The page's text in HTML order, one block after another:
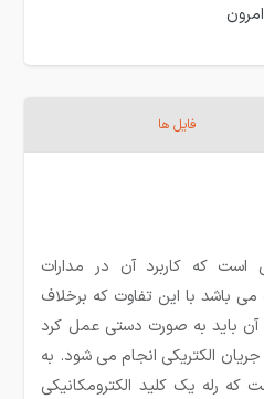
فایل ها
است که کاربرد آن در مدارات
می باشد با این تفاوت که برخلاف
آن باید به صورت دستی عمل کرد
الکتریکی انجام می شود. به
رله یک کلید الکترومکانیکی